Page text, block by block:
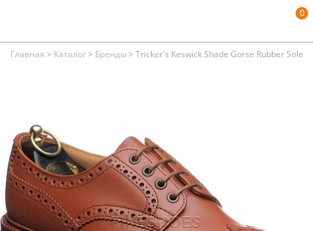
0
Главная > Каталог> Бренды > Tricker's Keswick Shade Gorse Rubber Sole